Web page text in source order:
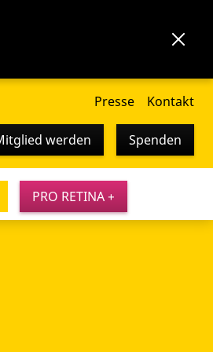
Presse Kontakt
werden Spenden
PRO RETINA +